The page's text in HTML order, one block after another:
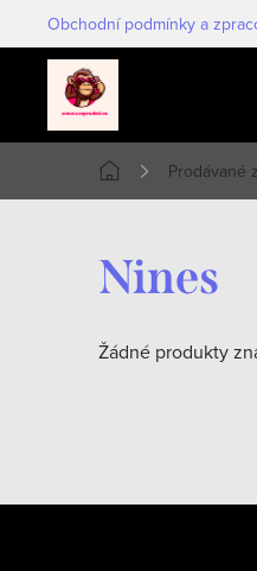
na
Obchodní podmínky a
Domů
Prodávané
Nines
Žádné produkty